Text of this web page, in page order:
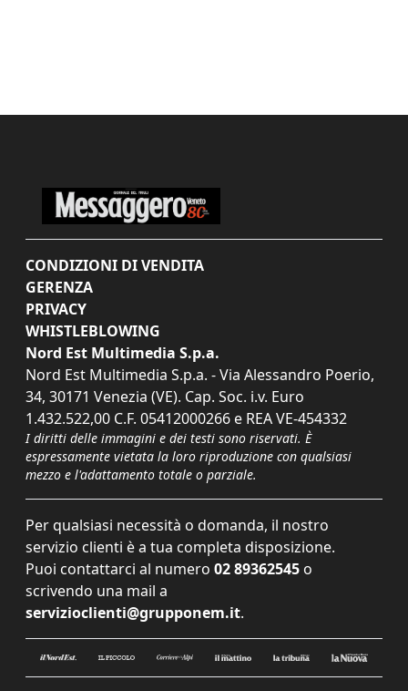
CONDIZIONI DI VENDITA
GERENZA
PRIVACY
WHISTLEBLOWING
Nord Est Multimedia S.p.a.
Nord Est Multimedia S.p.a. - Via Alessandro Poerio,
34, 30171 Venezia (VE). Cap. Soc. i.v. Euro
1.432.522,00 C.F. 05412000266 e REA VE-454332
I diritti delle immagini e dei testi sono riservati. È
espressamente vietata la loro riproduzione con qualsiasi
mezzo e l'adattamento totale o parziale.
Per qualsiasi necessità o domanda, il nostro
servizio clienti è a tua completa disposizione.
Puoi contattarci al numero 02 89362545 o
scrivendo una mail a
servizioclienti@grupponem.it.